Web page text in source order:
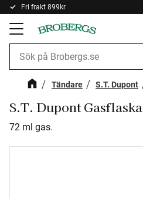
Meny
Fri frakt 899kr
Tändare S.T. Dupont
S.T. Dupont Gasflaska
72 ml gas.